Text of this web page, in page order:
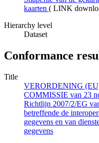
kaarten ( LINK
Hierarchy level
Dataset
Conformance
Title
VERORDENING
COMMISSIE van 23
Richtlijn 2007/2/EG
betreffende de
gegevens en van
gegevens